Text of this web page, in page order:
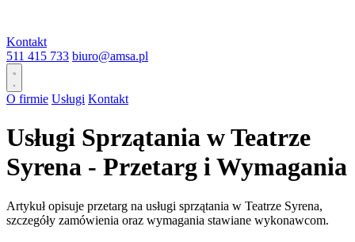
Kontakt
511 415 733 biuro@amsa.pl
O firmie Usługi Kontakt
Usługi Sprzątania w Teatrze
Syrena - Przetarg i Wymagania
Artykuł opisuje przetarg na usługi sprzątania w Teatrze Syrena,
szczegóły zamówienia oraz wymagania stawiane wykonawcom.